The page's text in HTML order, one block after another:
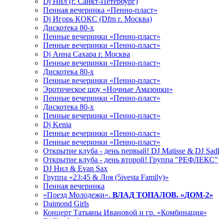
Пенная вечеринка «Пенно-пласт»
Dj Игорь КОКС (Dfm г. Москва)
Дискотека 80-х
Пенные вечеринки «Пенно-пласт»
Пенные вечеринки «Пенно-пласт»
Dj Анна Сахара г. Москва
Пенные вечеринки «Пенно-пласт»
Дискотека 80-х
Пенные вечеринки «Пенно-пласт»
Эротическое шоу «Ночные Амазонки»
Пенные вечеринки «Пенно-пласт»
Дискотека 80-х
Пенные вечеринки «Пенно-пласт»
Dj Kenia
Пенные вечеринки «Пенно-пласт»
Пенные вечеринки «Пенно-пласт»
Открытие клуба - день первый! DJ Matisse & DJ
Открытие клуба - день второй! Группа "РЕФЛЕКС"
DJ Нил & Evan Sax
Группа «23:45 & Лоя (5ivesta Family)»
Пенная вечеринка
«Поезд Молодежи». ВЛАД ТОПАЛОВ. «ДОМ-2»
Daimond Girls
Концерт Татьяны Ивановой и гр. «Комбинация»